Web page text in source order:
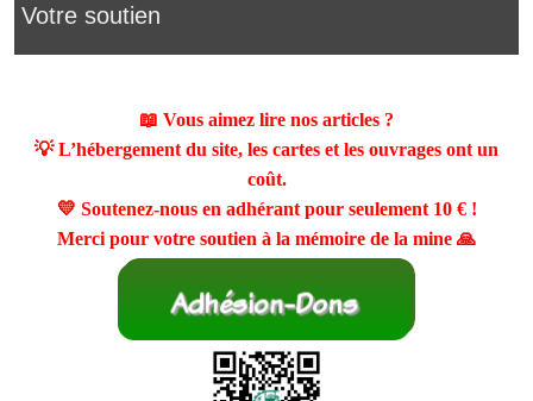
Votre soutien
📖 Vous aimez lire nos articles ?
💡 L’hébergement du site, les cartes et les ouvrages ont un
coût.
💛 Soutenez-nous en adhérant pour seulement 10 €!
Merci pour votre soutien à la mémoire de la mine 🙏